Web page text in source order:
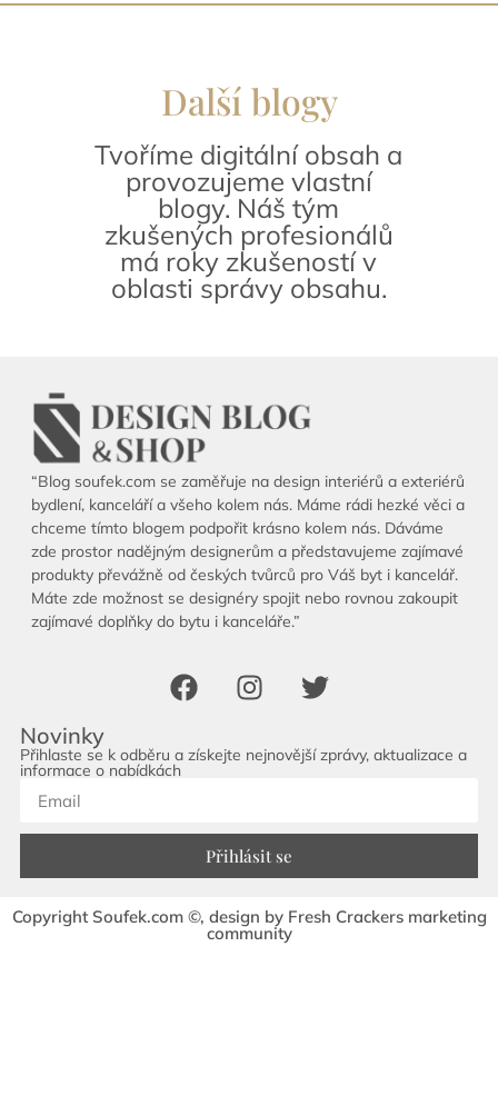
Další blogy
Tvoříme digitální obsah a
provozujeme vlastní
blogy. Náš tým
zkušených profesionálů
má roky zkušeností v
oblasti správy obsahu.
“Blog soufek.com se zaměřuje na design interiérů a exteriérů
bydlení, kanceláří a všeho kolem nás. Máme rádi hezké věci a
chceme tímto blogem podpořit krásno kolem nás. Dáváme
zde prostor nadějným designerům a představujeme zajímavé
produkty převážně od českých tvůrců pro Váš byt i kancelář.
Máte zde možnost se designéry spojit nebo rovnou zakoupit
zajímavé doplňky do bytu i kanceláře.”
Novinky
Přihlaste se k odběru a získejte nejnovější zprávy, aktualizace a
informace o nabídkách
Přihlásit se
Copyright Soufek.com ©, design by Fresh Crackers marketing
community